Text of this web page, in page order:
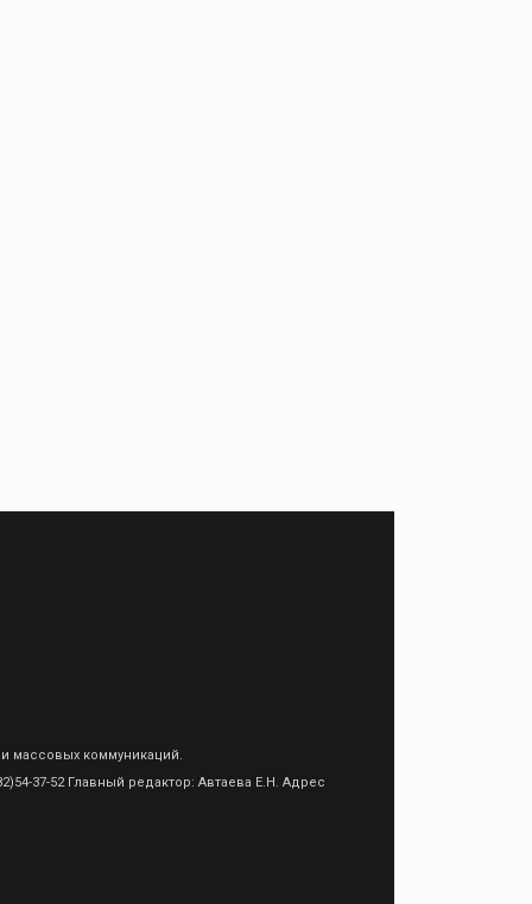
массовых коммуникаций.
37-52 Главный редактор: Автаева Е.Н. Адрес